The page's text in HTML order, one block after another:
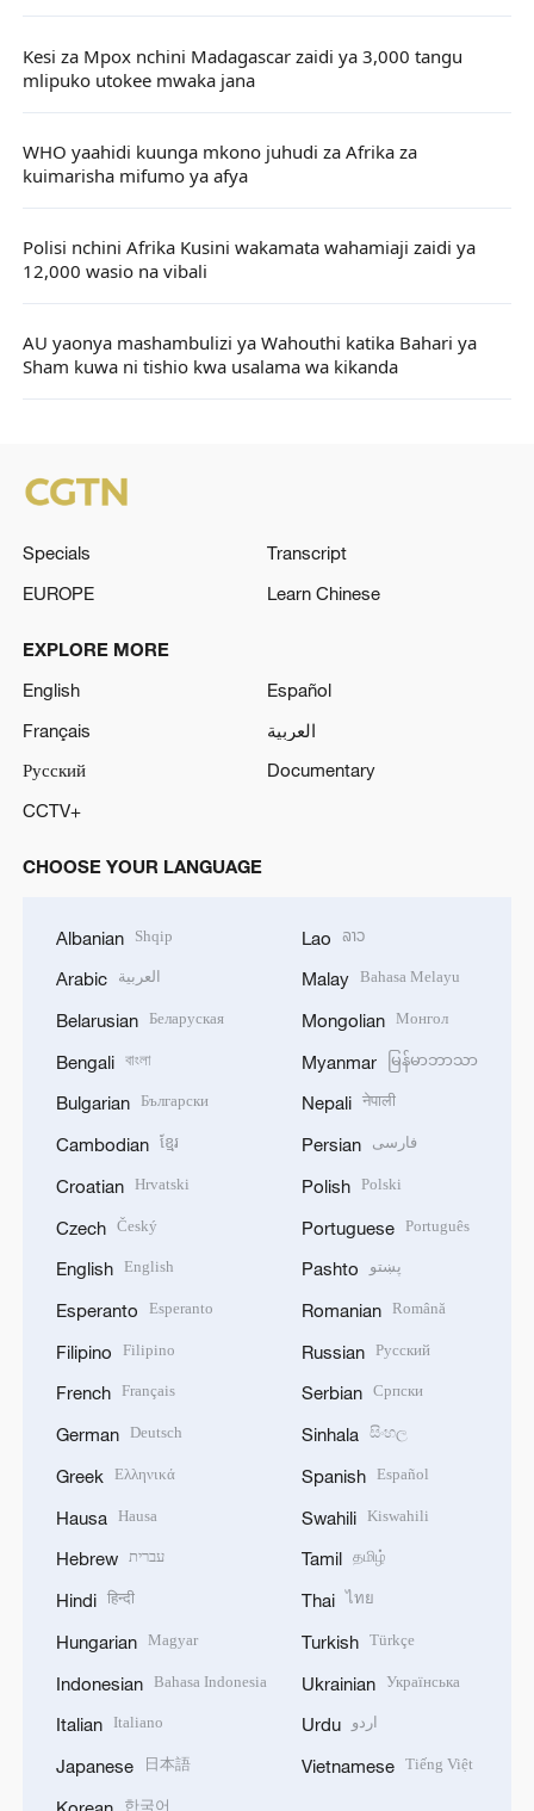
Kesi za Mpox nchini Madagascar zaidi ya 3,000 tangu
mlipuko utokee mwaka jana
WHO yaahidi kuunga mkono juhudi za Afrika za
kuimarisha mifumo ya afya
Polisi nchini Afrika Kusini wakamata wahamiaji zaidi ya
12,000 wasio na vibali
AU yaonya mashambulizi ya Wahouthi katika Bahari ya
Sham kuwa ni tishio kwa usalama wa kikanda
Specials
Transcript
EUROPE
Learn Chinese
EXPLORE MORE
English
Español
Français
العربية
Русский
Documentary
CCTV+
CHOOSE YOUR LANGUAGE
Albanian Shqip
Arabic العربية
Belarusian Беларуская
Bengali বাংলা
Bulgarian Български
Cambodian ខ្មែរ
Croatian Hrvatski
Czech Český
English English
Esperanto Esperanto
Filipino Filipino
French Français
German Deutsch
Greek Ελληνικά
Hausa Hausa
Hebrew עברית
Hindi हिन्दी
Hungarian Magyar
Indonesian Bahasa Indonesia
Italian Italiano
Japanese 日本語
한국어
Lao ລາວ
Malay Bahasa Melayu
Mongolian Монгол
Myanmar မြန်မာဘာသာ
Nepali नेपाली
Persian فارسی
Polish Polski
Portuguese Português
Pashto پښتو
Romanian Română
Russian Русский
Serbian Српски
Sinhala සිංහල
Spanish Español
Swahili Kiswahili
Tamil தமிழ்
Thai ไทย
Turkish Türkçe
Ukrainian Українська
Urdu اردو
Vietnamese Tiếng Việt